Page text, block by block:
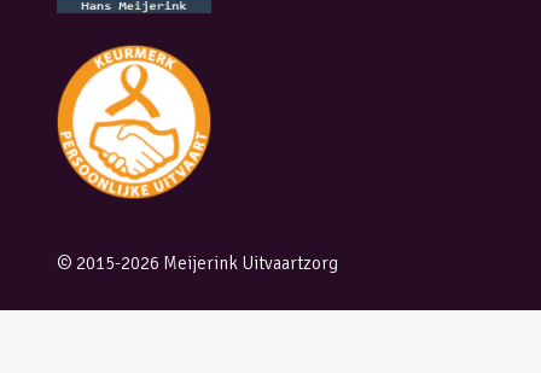
© 2015-2026 Meijerink Uitvaartzorg